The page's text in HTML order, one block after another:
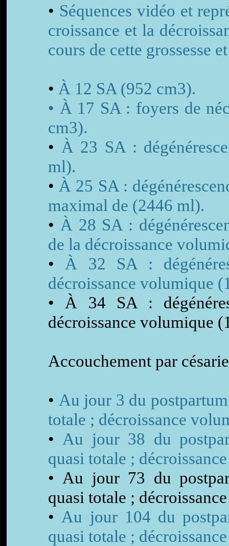
• Séquences vidéo et
croissance et la
cours de cette grossesse
• À 12 SA (952 cm3).
• À 17 SA : foyers de
cm3).
• À 23 SA :
ml).
• À 25 SA :
maximal de (2446 ml).
• À 28 SA :
de la décroissance
• À 32 SA :
décroissance volumique
• À 34 SA :
décroissance volumique
Accouchement par
• Au jour 3 du
totale ; décroissance
• Au jour 38 du
quasi totale ;
• Au jour 73 du
quasi totale ;
• Au jour 104 du
quasi totale ;